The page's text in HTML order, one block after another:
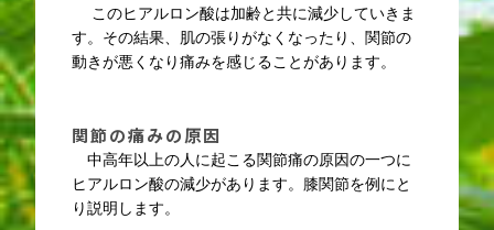
このヒアルロン酸は加齢と共に減少していきま
す。その結果、肌の張りがなくなったり、関節の
動きが悪くなり痛みを感じることがあります。
関節の痛みの原因
中高年以上の人に起こる関節痛の原因の一つに
ヒアルロン酸の減少があります。膝関節を例にと
り説明します。